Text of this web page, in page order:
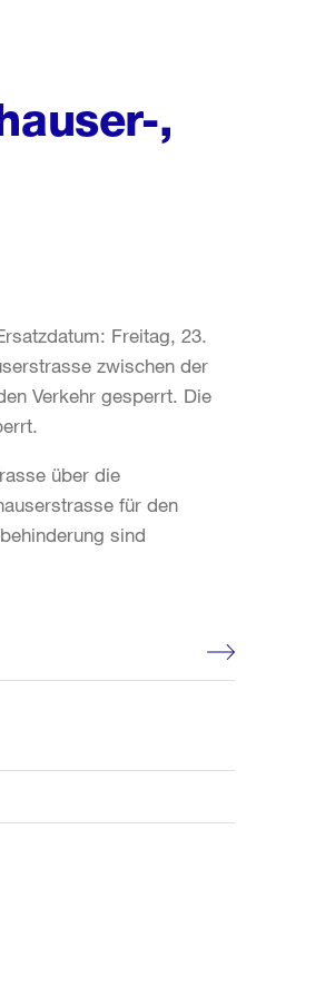
,
Freitag, 23.
zwischen der
Verkehr gesperrt. Die
über die
für den
sind